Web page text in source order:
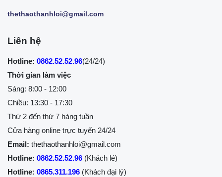
thethaothanhloi@gmail.com
Liên hệ
Hotline: 0862.52.52.96(24/24)
Thời gian làm việc
Sáng: 8:00 - 12:00
Chiều: 13:30 - 17:30
Thứ 2 đến thứ 7 hàng tuần
Cửa hàng online trực tuyến 24/24
Email: thethaothanhloi@gmail.com
Hotline: 0862.52.52.96 (Khách lẻ)
Hotline: 0865.311.196 (Khách đại lý)